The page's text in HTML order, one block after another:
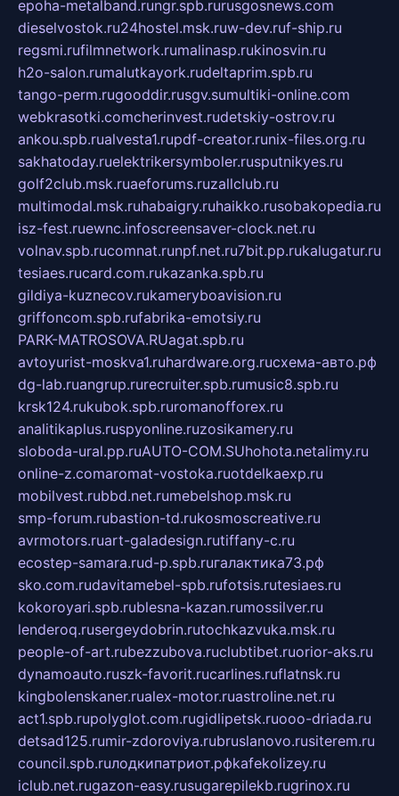
epoha-metalband.rungr.spb.rurusgosnews.com
dieselvostok.ru24hostel.msk.ruw-dev.ruf-ship.ru
regsmi.rufilmnetwork.rumalinasp.rukinosvin.ru
h2o-salon.rumalutkayork.rudeltaprim.spb.ru
tango-perm.rugooddir.rusgv.sumultiki-online.com
webkrasotki.comcherinvest.rudetskiy-ostrov.ru
ankou.spb.rualvesta1.rupdf-creator.runix-files.org.ru
sakhatoday.ruelektrikersymboler.rusputnikyes.ru
golf2club.msk.ruaeforums.ruzallclub.ru
multimodal.msk.ruhabaigry.ruhaikko.rusobakopedia.ru
isz-fest.ruewnc.infoscreensaver-clock.net.ru
volnav.spb.rucomnat.runpf.net.ru7bit.pp.rukalugatur.ru
tesiaes.rucard.com.rukazanka.spb.ru
gildiya-kuznecov.rukameryboavision.ru
griffoncom.spb.rufabrika-emotsiy.ru
PARK-MATROSOVA.RUagat.spb.ru
avtoyurist-moskva1.ruhardware.org.ruсхема-авто.рф
dg-lab.ruangrup.rurecruiter.spb.rumusic8.spb.ru
krsk124.rukubok.spb.ruromanofforex.ru
analitikaplus.ruspyonline.ruzosikamery.ru
sloboda-ural.pp.ruAUTO-COM.SUhohota.netalimy.ru
online-z.comaromat-vostoka.ruotdelkaexp.ru
mobilvest.rubbd.net.rumebelshop.msk.ru
smp-forum.rubastion-td.rukosmoscreative.ru
avrmotors.ruart-galadesign.rutiffany-c.ru
ecostep-samara.rud-p.spb.ruгалактика73.рф
sko.com.rudavitamebel-spb.rufotsis.rutesiaes.ru
kokoroyari.spb.rublesna-kazan.rumossilver.ru
lenderoq.rusergeydobrin.rutochkazvuka.msk.ru
people-of-art.rubezzubova.ruclubtibet.ruorior-aks.ru
dynamoauto.ruszk-favorit.rucarlines.ruflatnsk.ru
kingbolenskaner.rualex-motor.ruastroline.net.ru
act1.spb.rupolyglot.com.rugidlipetsk.ruooo-driada.ru
detsad125.rumir-zdoroviya.rubruslanovo.rusiterem.ru
council.spb.ruлодкипатриот.рфkafekolizey.ru
iclub.net.rugazon-easy.rusugarepilekb.rugrinox.ru